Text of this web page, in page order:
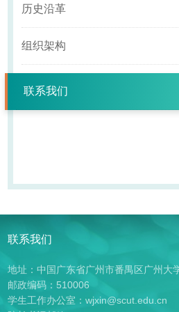
历史沿革
组织架构
联系我们
联系我们
地址：中国广东省广州市番禺区广州大
邮政编码：510006
学生工作办公室：wjxin@scut.edu.cn